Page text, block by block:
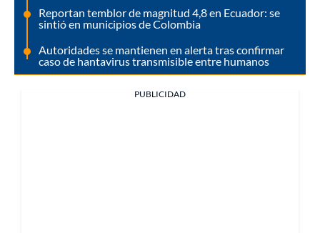
Reportan temblor de magnitud 4,8 en Ecuador: se
sintió en municipios de Colombia
Autoridades se mantienen en alerta tras confirmar
caso de hantavirus transmisible entre humanos
PUBLICIDAD